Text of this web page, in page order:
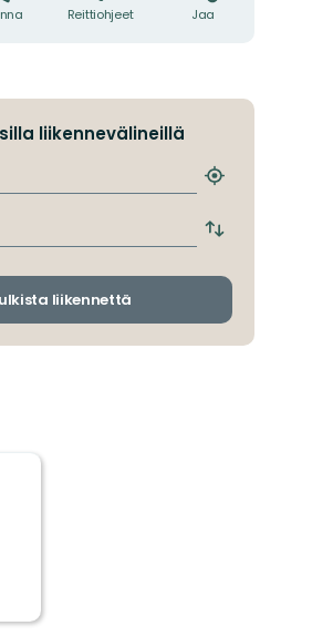
Reittiohjeet Jaa
liikennevälineillä
Etsi
pysäkki
Vaihda
ja
liikennettä